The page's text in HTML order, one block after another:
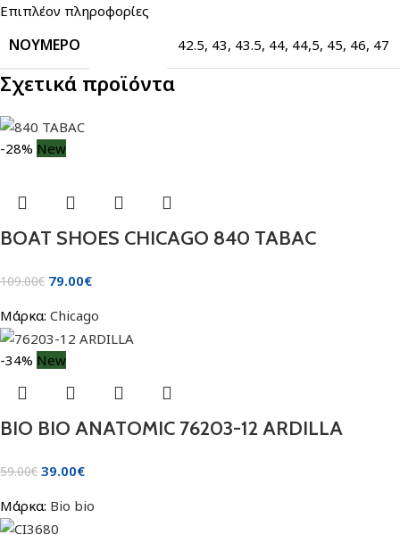
Επιπλέον πληροφορίες
ΝΟΎΜΕΡΟ 42.5, 43, 43.5, 44, 44,5, 45, 46, 47
Σχετικά προϊόντα
-28% New
BOAT SHOES CHICAGO 840 TABAC
109.00€ 79.00€
Μάρκα: Chicago
-34% New
BIO BIO ANATOMIC 76203-12 ARDILLA
59.00€ 39.00€
Μάρκα: Bio bio